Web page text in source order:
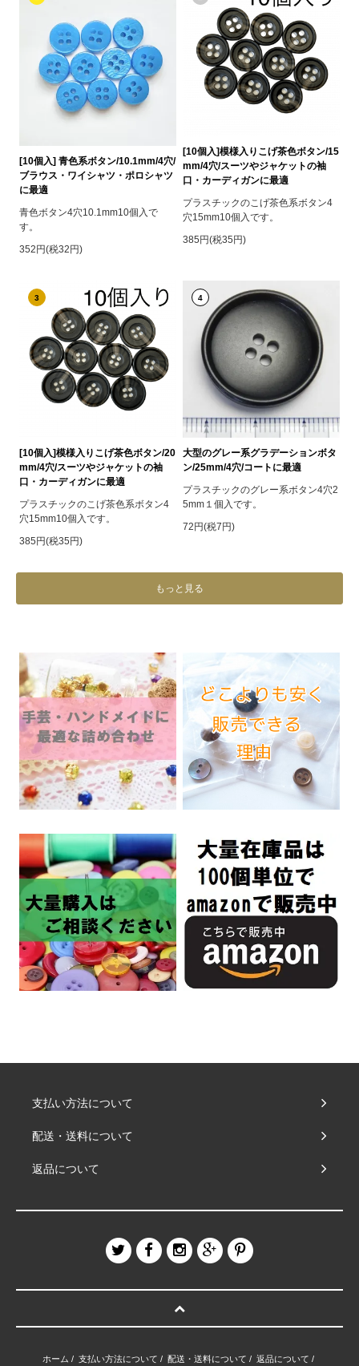
[10個入] 青色系ボタン/10.1mm/4穴/
ブラウス・ワイシャツ・ポロシャツ
に最適
青色ボタン4穴10.1mm10個入で
す。
352円(税32円)
[10個入]模様入りこげ茶色ボタン/15
mm/4穴/スーツやジャケットの袖
口・カーディガンに最適
プラスチックのこげ茶色系ボタン4
穴15mm10個入です。
385円(税35円)
3
[10個入]模様入りこげ茶色ボタン/20
mm/4穴/スーツやジャケットの袖
口・カーディガンに最適
プラスチックのこげ茶色系ボタン4
穴15mm10個入です。
385円(税35円)
4
大型のグレー系グラデーションボタ
ン/25mm/4穴/コートに最適
プラスチックのグレー系ボタン4穴2
5mm１個入です。
72円(税7円)
もっと見る
支払い方法について
配送・送料について
返品について
ホーム / 支払い方法について / 配送・送料について / 返品について /